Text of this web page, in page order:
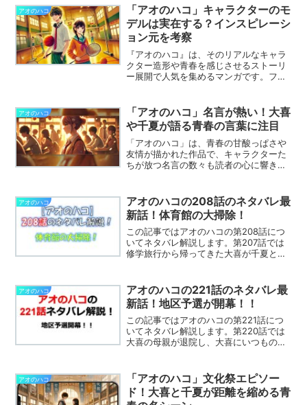
バレを含みます目次の後から記事の本文
が始まります。アオ...
アオのハコ
「アオのハコ」キャラクターのモ
デルは実在する？インスピレーシ
ョン元を考察
『アオのハコ』は、そのリアルなキャラ
クター造形や青春を感じさせるストーリ
ー展開で人気を集めるマンガです。ファ
についても注目が集まっています。本記
事では、『アオのハコ』に登場するキャ
ラクターが実在する人物や出来事を元に
しているのかを徹底的に考察し、インス
ピレーション元について深掘りしていき
ます。
アオのハコ
「アオのハコ」名言が熱い！大喜
や千夏が語る青春の言葉に注目
「アオのハコ」は、青春の甘酸っぱさや
友情が描かれた作品で、キャラクターた
ちが放つ名言の数々も読者の心に響きま
詰まっています。この記事では、「アオ
のハコ」に登場する大喜や千夏、その他
キャラクターたちの名言をピックアップ
し、その魅力に迫ります。
アオのハコ
アオのハコの208話のネタバレ最
新話！体育館の大掃除！
この記事ではアオのハコの第208話につ
いてネタバレ解説します。第207話では
修学旅行から帰ってきた大喜が千夏と再
コのネタバレを含みます目次の後から記
事の本文が始まり...
アオのハコ
アオのハコの221話のネタバレ最
新話！地区予選が開幕！！
この記事ではアオのハコの第221話につ
いてネタバレ解説します。第220話では
大喜の母親が退院し、大喜にいつもの調
アオのハコのネタバレを含みます目次の
後から記事の本文...
アオのハコ
「アオのハコ」文化祭エピソー
ド！大喜と千夏が距離を縮める青